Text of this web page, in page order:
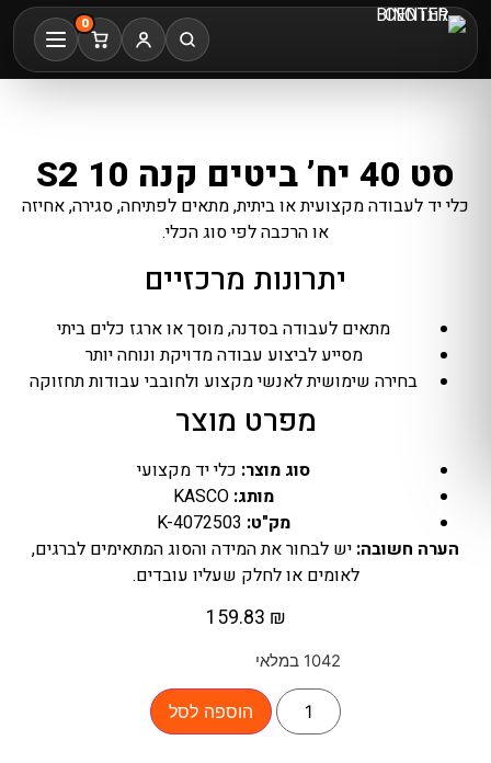
0
סט 40 יח’ ביטים קנה 10 S2
כלי יד לעבודה מקצועית או ביתית, מתאים לפתיחה, סגירה, אחיזה
או הרכבה לפי סוג הכלי.
יתרונות מרכזיים
מתאים לעבודה בסדנה, מוסך או ארגז כלים ביתי
מסייע לביצוע עבודה מדויקת ונוחה יותר
בחירה שימושית לאנשי מקצוע ולחובבי עבודות תחזוקה
מפרט מוצר
סוג מוצר: כלי יד מקצועי
מותג:
מק"ט:
הערה חשובה: יש לבחור את המידה והסוג המתאימים לברגים,
לאומים או לחלק שעליו עובדים.
159.83 ₪
1042 במלאי
הוספה לסל